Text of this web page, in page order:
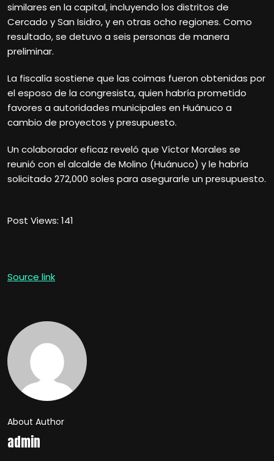
similares en la capital, incluyendo los distritos de
Cercado y San Isidro, y en otras ocho regiones. Como
resultado, se detuvo a seis personas de manera
preliminar.
La fiscalía sostiene que las coimas fueron obtenidas por
el esposo de la congresista, quien habría prometido
favores a autoridades municipales en Huánuco a
cambio de proyectos y presupuesto.
Un colaborador eficaz reveló que Víctor Morales se
reunió con el alcalde de Molino (Huánuco) y le habría
solicitado 272,000 soles para asegurarle un presupuesto.
Post Views: 141
Source link
About Author
admin